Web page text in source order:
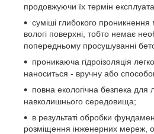
продовжуючи їх термін
суміші глибокого
вологі поверхні, тобто немає
попередньому просушуванні
проникаюча гідроізоляція
наноситься - вручну або
повна екологічна безпека для
навколишнього середовища;
в результаті обробки
розміщення інженерних мереж,